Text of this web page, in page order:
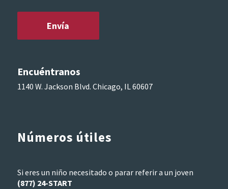
Encuéntranos
1140 W. Jackson Blvd. Chicago, IL 60607
Números útiles
Si eres un niño necesitado o parar referir a un joven
(877) 24-START